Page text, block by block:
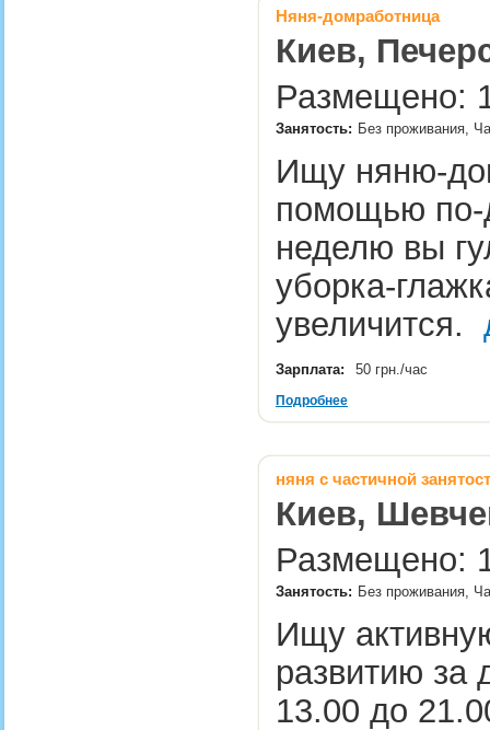
Няня-домработница
Киев,
Размещено:
Занятость: Без проживания,
Ищу няню-
помощью по-
неделю вы
уборка-
увеличится.
Зарплата: 50 грн./час
Подробнее
няня c частичной
Киев,
Размещено:
Занятость: Без проживания,
Ищу
развитию за
13.00 до